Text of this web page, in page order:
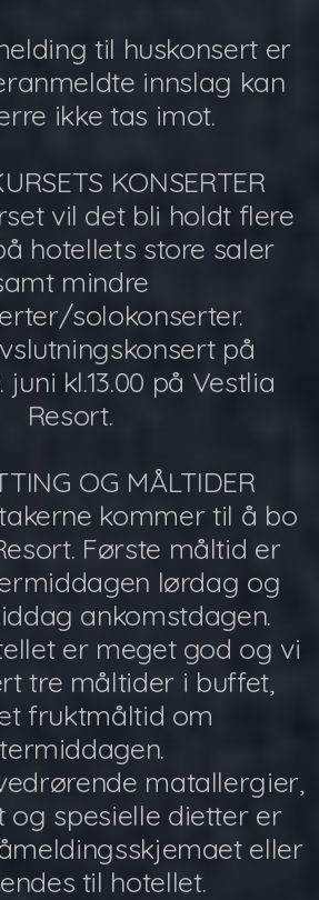
til huskonsert er
innslag kan
ikke tas imot.
KONSERTER
vil det bli holdt flere
hotellets store saler
mindre
solokonserter.
på
juni kl.13.00 på Vestlia
Resort.
OG MÅLTIDER
kommer til å bo
Første måltid er
lørdag og
ankomstdagen.
er meget god og vi
tre måltider i buffet,
fruktmåltid om
matallergier,
og spesielle dietter er
eller
til hotellet.